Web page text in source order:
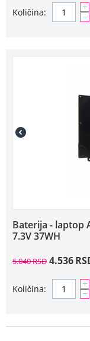
Količina: +
−
Baterija - laptop
7.3V 37WH
5.040RSD 4.536
Količina: +
−